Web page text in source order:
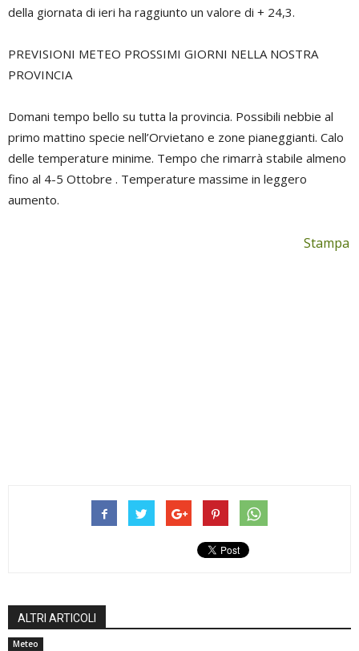
della giornata di ieri ha raggiunto un valore di + 24,3.
PREVISIONI METEO PROSSIMI GIORNI NELLA NOSTRA
PROVINCIA
Domani tempo bello su tutta la provincia. Possibili nebbie al
primo mattino specie nell’Orvietano e zone pianeggianti. Calo
delle temperature minime. Tempo che rimarrà stabile almeno
fino al 4-5 Ottobre . Temperature massime in leggero
aumento.
Stampa
ALTRI ARTICOLI
Meteo